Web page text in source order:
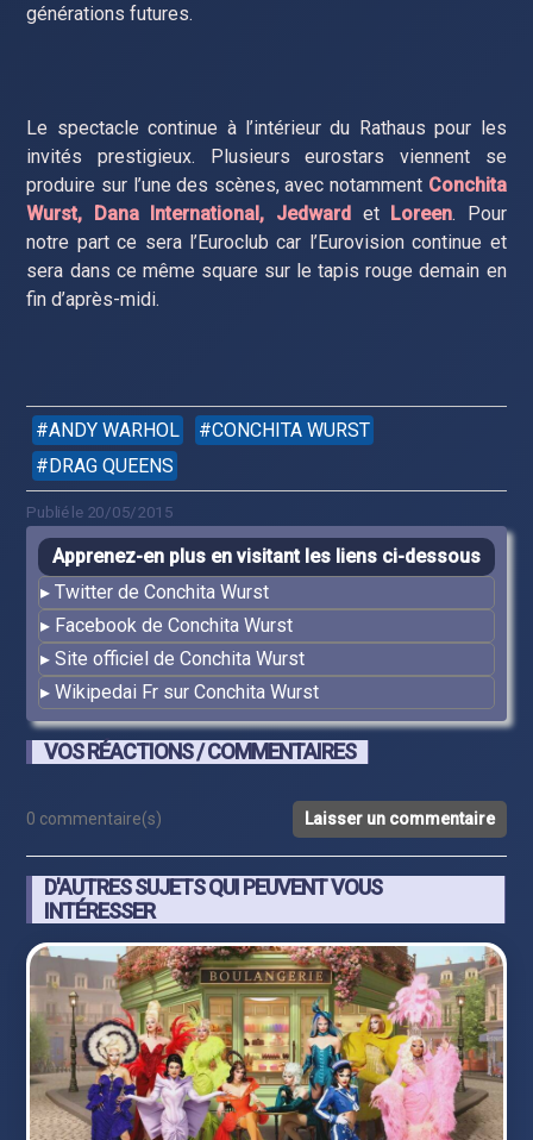
générations futures.
Le spectacle continue à l’intérieur du Rathaus pour les
invités prestigieux. Plusieurs eurostars viennent se
produire sur l’une des scènes, avec notamment Conchita
Wurst, Dana International, Jedward
et Loreen. Pour
notre part ce sera l’Euroclub car l’Eurovision continue et
sera dans ce même square sur le tapis rouge demain en
fin d’après-midi.
ANDY WARHOL
CONCHITA WURST
DRAG QUEENS
Publié le 20/05/2015
Apprenez-en plus en visitant les liens ci-dessous
Twitter de Conchita Wurst
Facebook de Conchita Wurst
Site officiel de Conchita Wurst
Wikipedai Fr sur Conchita Wurst
VOS RÉACTIONS / COMMENTAIRES
0 commentaire(s) Laisser un commentaire
D'AUTRES SUJETS QUI PEUVENT VOUS
INTÉRESSER